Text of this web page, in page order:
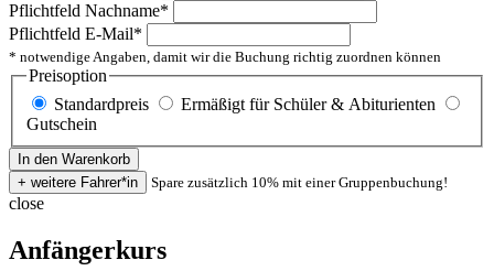
Pflichtfeld Nachname*
Pflichtfeld E-Mail*
* notwendige Angaben, damit wir die Buchung richtig zuordnen können
Preisoption
Standardpreis
Ermäßigt für Schüler & Abiturienten
Gutschein
Spare zusätzlich 10% mit einer Gruppenbuchung!
close
Anfängerkurs